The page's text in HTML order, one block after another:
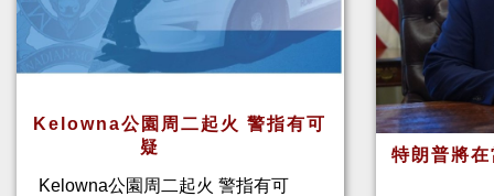
Kelowna公園周二起火 警指有可
疑
Kelowna公園周二起火 警指有可
特朗普將